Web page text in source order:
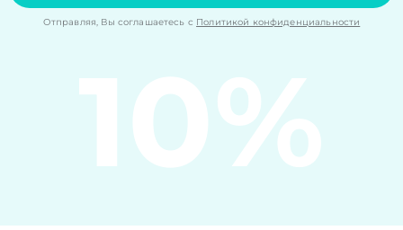
Отправляя, Вы соглашаетесь с Политикой конфиденциальности
10%